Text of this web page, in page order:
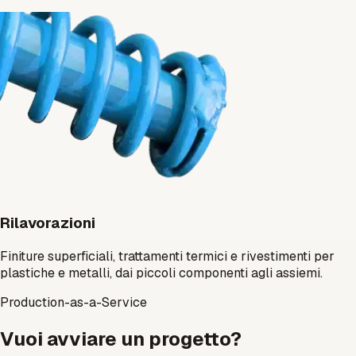
Rilavorazioni
Finiture superficiali, trattamenti termici e rivestimenti per
plastiche e metalli, dai piccoli componenti agli assiemi.
Production-as-a-Service
Vuoi avviare un progetto?